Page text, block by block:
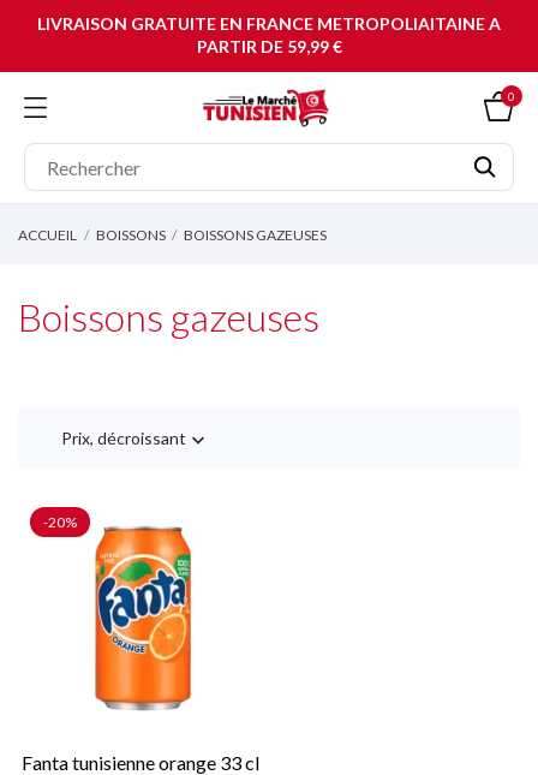
LIVRAISON GRATUITE EN FRANCE METROPOLIAITAINE A
PARTIR DE 59,99 €
0
ACCUEIL BOISSONS BOISSONS GAZEUSES
Boissons gazeuses
Prix, décroissant 
Fanta tunisienne orange 33 cl
-20%